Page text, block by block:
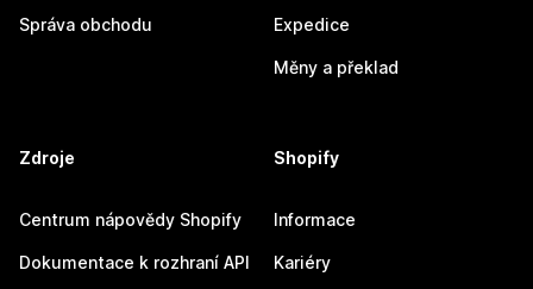
Správa obchodu Expedice
Měny a překlad
Zdroje
Centrum nápovědy Shopify
Dokumentace k rozhraní API
Shopify
Informace
Kariéry